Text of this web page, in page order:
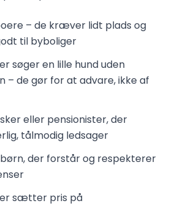
– de kræver lidt plads og
til byboliger
søger en lille hund uden
– de gør for at advare, ikke af
eller pensionister, der
tålmodig ledsager
der forstår og respekterer
sætter pris på